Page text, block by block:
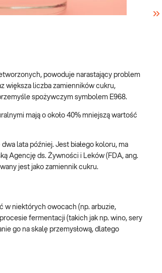
powoduje narastający problem
większa liczba zamienników cukru,
spożywczym symbolem E968.
mają o około 40% mniejszą wartość
lata później. Jest białego koloru, ma
Agencję ds. Żywności i Leków (FDA, ang.
jest jako zamiennik cukru.
w niektórych owocach (np. arbuzie,
fermentacji (takich jak np. wino, sery
go na skalę przemysłową, dlatego